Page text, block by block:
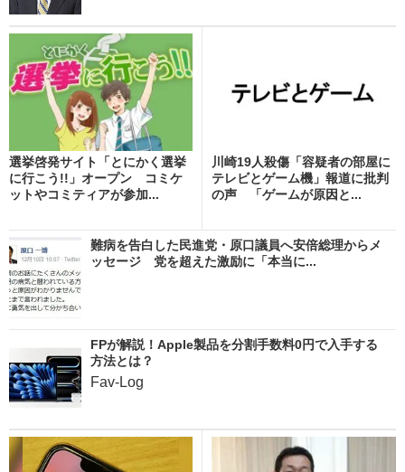
選挙啓発サイト「とにかく選挙
に行こう!!」オープン コミケ
ットやコミティアが参加...
川崎19人殺傷「容疑者の部屋に
テレビとゲーム機」報道に批判
の声 「ゲームが原因と...
難病を告白した民進党・原口議員へ安倍総理からメ
ッセージ 党を超えた激励に「本当に...
FPが解説！Apple製品を分割手数料0円で入手する
方法とは？
Fav-Log